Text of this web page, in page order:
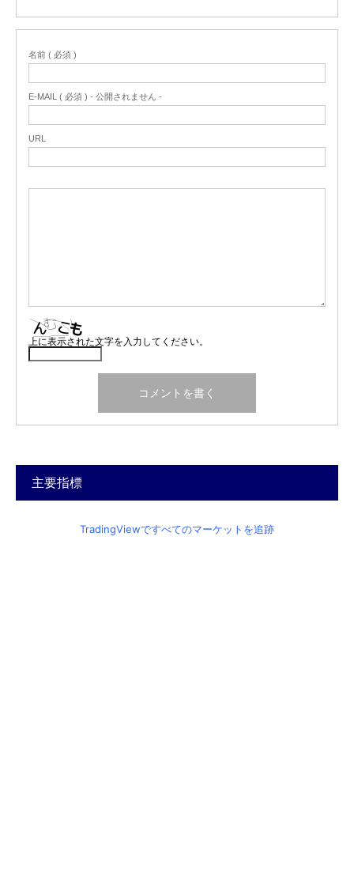
名前 ( 必須 )
E-MAIL ( 必須 ) - 公開されません -
URL
上に表示された文字を入力してください。
主要指標
TradingViewですべてのマーケットを追跡